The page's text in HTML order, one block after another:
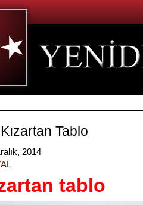
Tablo
2014
tablo